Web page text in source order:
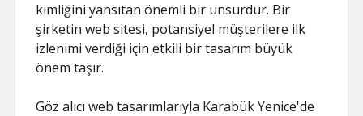
kimliğini yansıtan önemli bir unsurdur. Bir
şirketin web sitesi, potansiyel müşterilere ilk
izlenimi verdiği için etkili bir tasarım büyük
önem taşır.
Göz alıcı web tasarımlarıyla Karabük Yenice'de